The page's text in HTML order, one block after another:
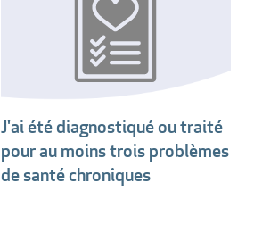
J'ai été diagnostiqué ou traité
pour au moins trois problèmes
de santé chroniques